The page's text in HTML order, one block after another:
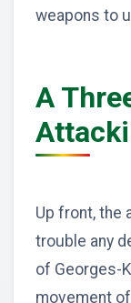
weapons to
A
Up front, the
trouble any
of Georges-
movement